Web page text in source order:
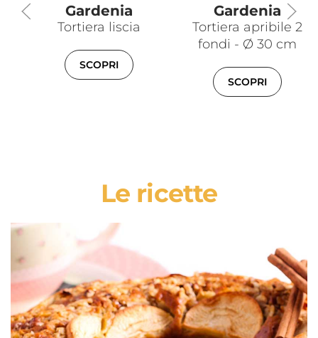
Gardenia
Tortiera liscia
SCOPRI
Gardenia
Tortiera apribile 2
fondi - Ø 30 cm
SCOPRI
Le ricette